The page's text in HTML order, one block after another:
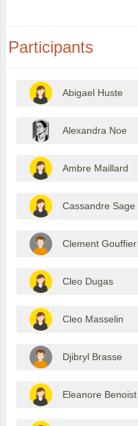
Participants
Abigael Huste
Alexandra Noe
Ambre Maillard
Cassandre Sage
Clement Gouffier
Cleo Dugas
Cleo Masselin
Djibryl Brasse
Eleanore Benoist